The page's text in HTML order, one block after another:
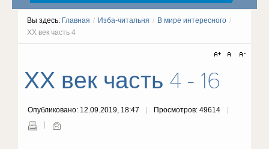
Вы здесь: Главная / Изба-читальня / В мире интересного /
ХХ век часть 4
ХХ век часть 4 - 16
Опубликовано: 12.09.2019, 18:47 Просмотров: 49614